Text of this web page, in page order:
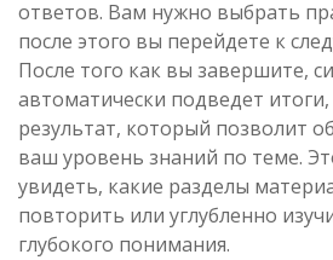
ответов. Вам нужно выбрать
после этого вы перейдете к
После того как вы завершите,
автоматически подведет
результат, который позволит
ваш уровень знаний по теме.
увидеть, какие разделы
повторить или углубленно
глубокого понимания.